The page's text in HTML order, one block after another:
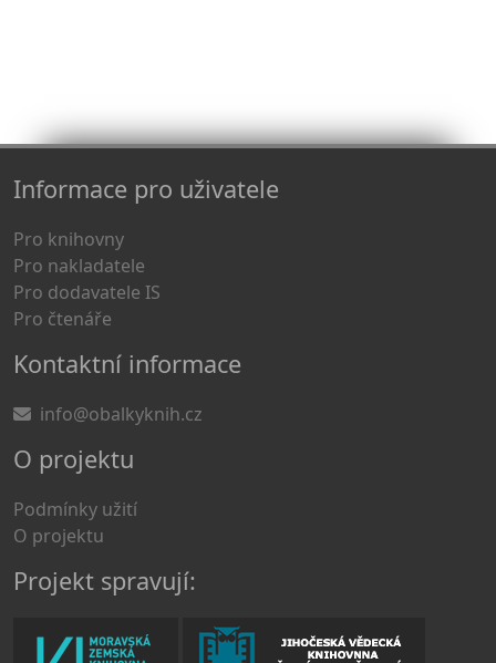
Informace pro uživatele
Pro knihovny
Pro nakladatele
Pro dodavatele IS
Pro čtenáře
Kontaktní informace
info@obalkyknih.cz
O projektu
Podmínky užití
O projektu
Projekt spravují: